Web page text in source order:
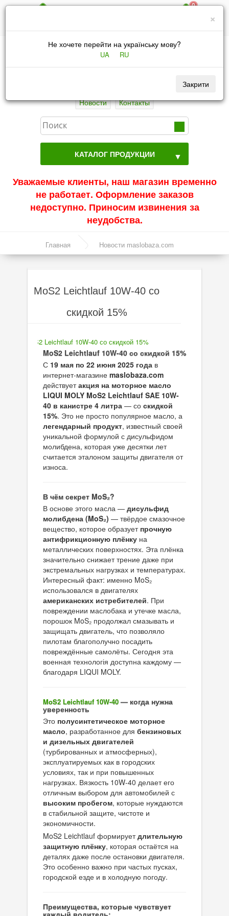
UA | RU
0
Подбор масел
Подбор фильтров
Новости
Контакты
КАТАЛОГ ПРОДУКЦИИ ▼
▼
Уважаемые клиенты, наш магазин временно
не работает. Оформление заказов
недоступно. Приносим извинения за
неудобства.
Главная Новости maslobaza.com
×
Не хочете перейти на українську мову?
UA RU
Закрити
MoS2 Leichtlauf 10W-40 со
скидкой 15%
MoS2 Leichtlauf 10W-40 со скидкой 15%
С 19 мая по 22 июня 2025 года в
интернет-магазине maslobaza.com
действуетакция на моторное масло
LIQUI MOLY MoS2 Leichtlauf SAE 10W-
40 в канистре 4 литра — со скидкой
15%. Это не просто популярное масло, а
легендарный продукт, известный своей
уникальной формулой с дисульфидом
молибдена, которая уже десятки лет
считается эталоном защиты двигателя от
износа.
В чём секрет MoS₂?
В основе этого масла — дисульфид
молибдена (MoS₂) — твёрдое смазочное
вещество, которое образует прочную
антифрикционную плёнку на
металлических поверхностях. Эта плёнка
значительно снижает трение даже при
экстремальных нагрузках и температурах.
Интересный факт: именно MoS₂
использовался в двигателях
американских истребителей. При
повреждении маслобака и утечке масла,
порошок MoS₂ продолжал смазывать и
защищать двигатель, что позволяло
пилотам благополучно посадить
повреждённые самолёты. Сегодня эта
военная технологія доступна каждому —
благодаря LIQUI MOLY.
MoS2 Leichtlauf 10W-40— когда нужна
уверенность
Это полусинтетическое моторное
масло, разработанное для бензиновых
и дизельных двигателей
(турбированных и атмосферных),
эксплуатируемых как в городских
условиях, так и при повышенных
нагрузках. Вязкость 10W-40 делает его
отличным выбором для автомобилей с
высоким пробегом, которые нуждаются
в стабильной защите, чистоте и
экономичности.
MoS2 Leichtlauf формируетдлительную
защитную плёнку, которая остаётся на
деталях даже после остановки двигателя.
Это особенно важно при частых пусках,
городской езде и в холодную погоду.
Преимущества, которые чувствует
каждый водитель: